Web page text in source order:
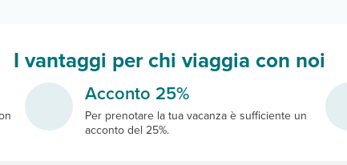
I vantaggi per chi viaggia con noi
Acconto 25%
Per prenotare la tua vacanza è sufficiente un
acconto del 25%.